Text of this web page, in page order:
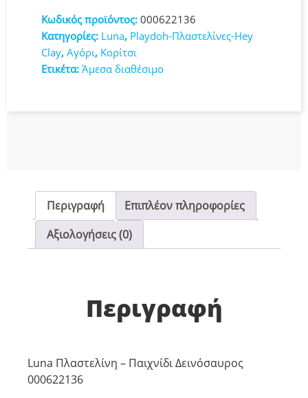
Κωδικός προϊόντος: 000622136
Κατηγορίες: Luna, Playdoh-Πλαστελίνες-Hey
Clay, Αγόρι, Κορίτσι
Ετικέτα: Άμεσα διαθέσιμο
Περιγραφή
Επιπλέον πληροφορίες
Αξιολογήσεις (0)
Περιγραφή
Luna Πλαστελίνη – Παιχνίδι Δεινόσαυρος
000622136